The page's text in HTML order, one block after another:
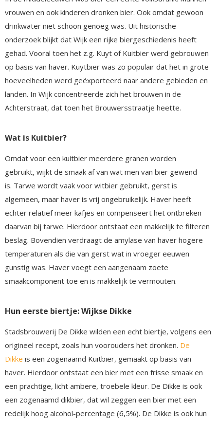
vrouwen en ook kinderen dronken bier. Ook omdat gewoon
drinkwater niet schoon genoeg was. Uit historische
onderzoek blijkt dat Wijk een rijke biergeschiedenis heeft
gehad. Vooral toen het z.g. Kuyt of Kuitbier werd gebrouwen
op basis van haver. Kuytbier was zo populair dat het in grote
hoeveelheden werd geëxporteerd naar andere gebieden en
landen. In Wijk concentreerde zich het brouwen in de
Achterstraat, dat toen het Brouwersstraatje heette.
Wat is Kuitbier?
Omdat voor een kuitbier meerdere granen worden
gebruikt, wijkt de smaak af van wat men van bier gewend
is. Tarwe wordt vaak voor witbier gebruikt, gerst is
algemeen, maar haver is vrij ongebruikelijk. Haver heeft
echter relatief meer kafjes en compenseert het ontbreken
daarvan bij tarwe. Hierdoor ontstaat een makkelijk te filteren
beslag. Bovendien verdraagt de amylase van haver hogere
temperaturen als die van gerst wat in vroeger eeuwen
gunstig was. Haver voegt een aangenaam zoete
smaakcomponent toe en is makkelijk te vermouten.
Hun eerste biertje: Wijkse Dikke
Stadsbrouwerij De Dikke wilden een echt biertje, volgens een
origineel recept, zoals hun voorouders het dronken. De
Dikke is een zogenaamd Kuitbier, gemaakt op basis van
haver. Hierdoor ontstaat een bier met een frisse smaak en
een prachtige, licht ambere, troebele kleur. De Dikke is ook
een zogenaamd dikbier, dat wil zeggen een bier met een
redelijk hoog alcohol-percentage (6,5%). De Dikke is ook hun